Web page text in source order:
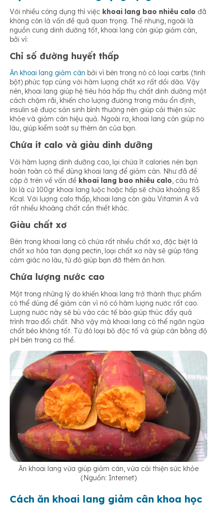
Với nhiều công dụng thì việc khoai lang bao nhiêu calo đã
không còn là vấn đề quá quan trọng. Thế nhưng, ngoài là
nguồn cung dinh dưỡng tốt, khoai lang còn giúp giảm cân,
bởi vì:
Chỉ số đường huyết thấp
Ăn khoai lang giảm cân bởi vì bên trong nó có loại carbs (tinh
bột) phức tạp cùng với hàm lượng chất xơ rất dồi dào. Vậy
nên, khoai lang giúp hệ tiêu hóa hấp thụ chất dinh dưỡng một
cách chậm rãi, khiến cho lượng đường trong máu ổn định,
insulin sẽ được sản sinh bình thường nên giúp cải thiện sức
khỏe và giảm cân hiệu quả. Ngoài ra, khoai lang còn giúp no
lâu, giúp kiểm soát sự thèm ăn của bạn.
Chứa ít calo và giàu dinh dưỡng
Với hàm lượng dinh dưỡng cao, lại chứa ít calories nên bạn
hoàn toàn có thể dùng khoai lang để giảm cân. Như đã đề
cập ở trên về vấn đề khoai lang bao nhiêu calo, câu trả
lời là cứ 100gr khoai lang luộc hoặc hấp sẽ chứa khoảng 85
Kcal. Với lượng calo thấp, khoai lang còn giàu Vitamin A và
rất nhiều khoáng chất cần thiết khác.
Giàu chất xơ
Bên trong khoai lang có chứa rất nhiều chất xơ, đặc biệt là
chất xơ hòa tan dạng pectin, loại chất xơ này sẽ giúp tăng
cảm giác no lâu, từ đó giúp bạn đỡ thèm ăn hơn.
Chứa lượng nước cao
Một trong những lý do khiến khoai lang trở thành thực phẩm
có thể dùng để giảm cân vì nó có hàm lượng nước rất cao.
Lượng nước này sẽ bù vào các tế bào giúp thúc đẩy quá
trình trao đổi chất. Nhờ vậy mà khoai lang có thể ngăn ngừa
chất béo không tốt. Từ đó loại bỏ độc tố và giúp cân bằng độ
pH bên trong cơ thể.
Ăn khoai lang vừa giúp giảm cân, vừa cải thiện sức khỏe
(Nguồn: Internet)
Cách ăn khoai lang giảm cân khoa học